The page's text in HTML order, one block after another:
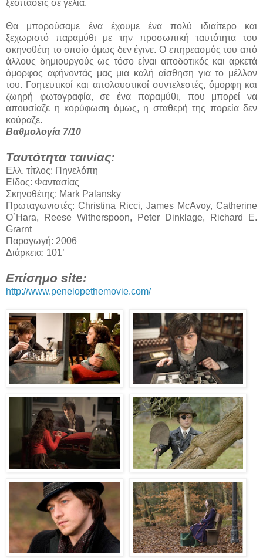
ξεσπάσεις σε γέλια.
Θα μπορούσαμε ένα έχουμε ένα πολύ ιδιαίτερο και
ξεχωριστό παραμύθι με την προσωπική ταυτότητα του
σκηνοθέτη το οποίο όμως δεν έγινε. Ο επηρεασμός του από
άλλους δημιουργούς ως τόσο είναι αποδοτικός και αρκετά
όμορφος αφήνοντάς μας μια καλή αίσθηση για το μέλλον
του. Γοητευτικοί και απολαυστικοί συντελεστές, όμορφη και
ζωηρή φωτογραφία, σε ένα παραμύθι, που μπορεί να
απουσίαζε η κορύφωση όμως, η σταθερή της πορεία δεν
κούραζε.
Βαθμολογία 7/10
Ταυτότητα ταινίας:
Ελλ. τίτλος: Πηνελόπη
Είδος: Φαντασίας
Σκηνοθέτης: Mark Palansky
Πρωταγωνιστές: Christina Ricci, James McAvoy, Catherine
O`Hara, Reese Witherspoon, Peter Dinklage, Richard E.
Grarnt
Παραγωγή: 2006
Διάρκεια: 101’
Επίσημο site:
http://www.penelopethemovie.com/